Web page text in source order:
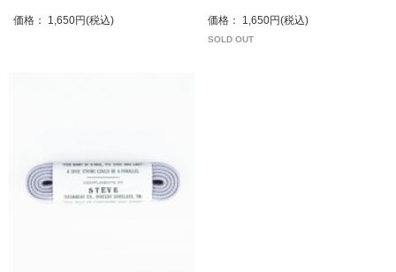
価格： 1,650円(税込) 価格： 1,650円(税込)
SOLD OUT